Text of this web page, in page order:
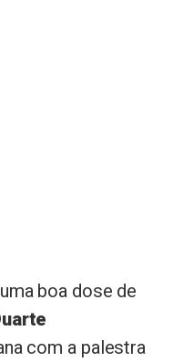
boa dose de
com a palestra